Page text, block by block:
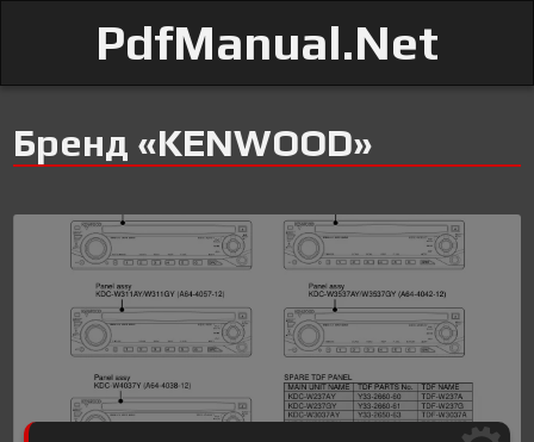
PdfManual.Net
Бренд «KENWOOD»